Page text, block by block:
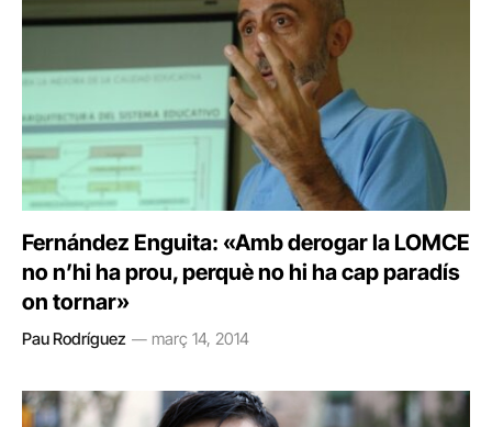
Fernández Enguita: «Amb derogar la LOMCE
no n’hi ha prou, perquè no hi ha cap paradís
on tornar»
Pau Rodríguez març 14, 2014